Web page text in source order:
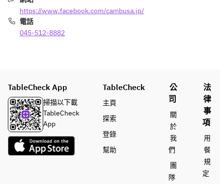
https://www.facebook.com/cambusa.jp/
電話
045-512-8882
TableCheck App
掃描以下載
TableCheck
App
TableCheck
主頁
探索
登錄
幫助
公
司
關
於
我
們
團
隊
法
律
事
項
用
餐
規
定